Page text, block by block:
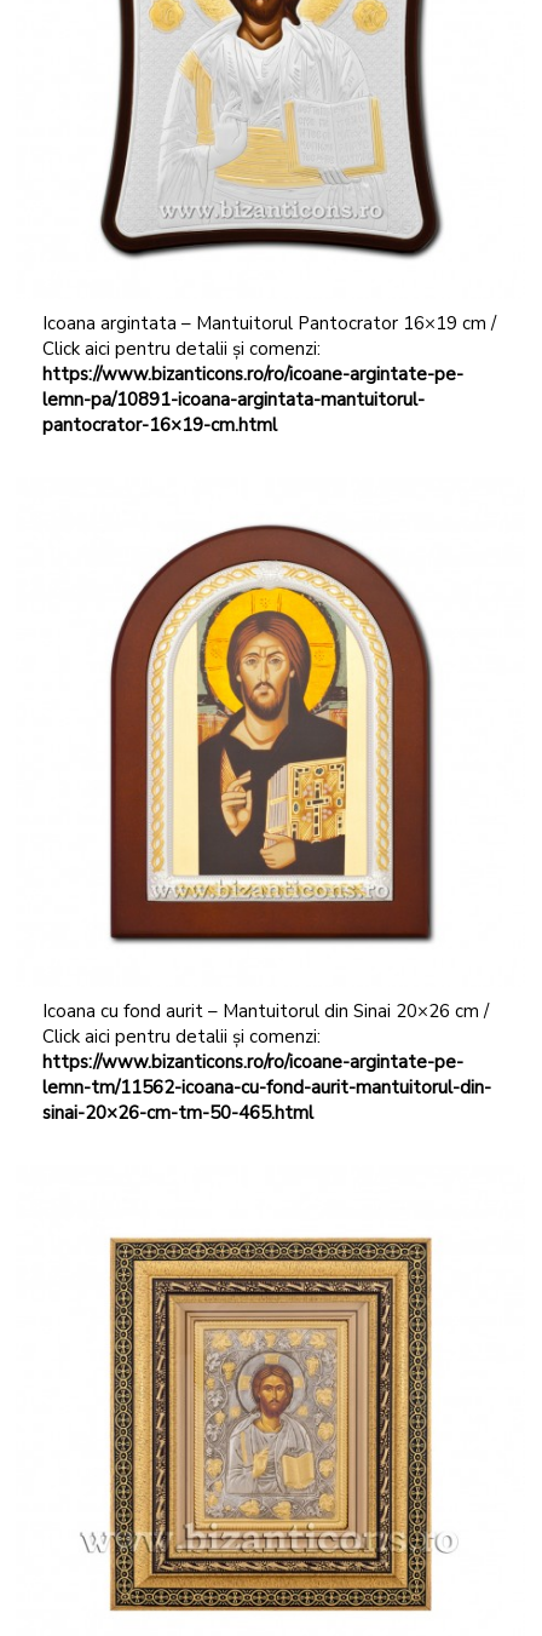
Icoana argintata – Mantuitorul Pantocrator 16×19 cm /
Click aici pentru detalii și comenzi:
https://www.bizanticons.ro/ro/icoane-argintate-pe-
lemn-pa/10891-icoana-argintata-mantuitorul-
pantocrator-16×19-cm.html
Icoana cu fond aurit – Mantuitorul din Sinai 20×26 cm /
Click aici pentru detalii și comenzi:
https://www.bizanticons.ro/ro/icoane-argintate-pe-
lemn-tm/11562-icoana-cu-fond-aurit-mantuitorul-din-
sinai-20×26-cm-tm-50-465.html